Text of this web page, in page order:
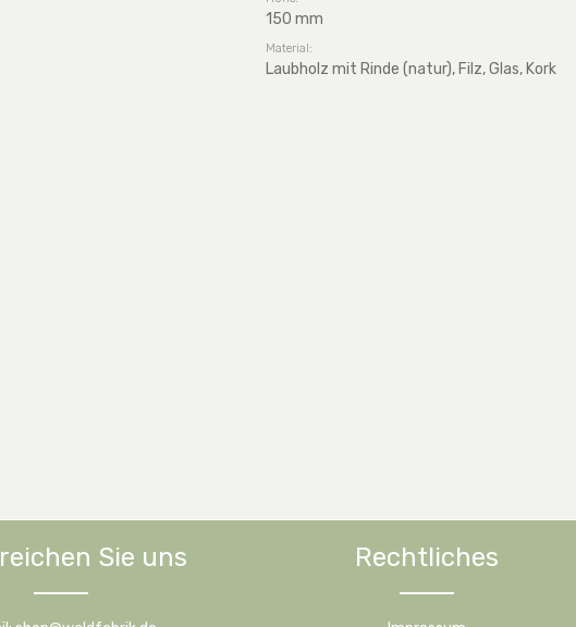
150 mm
Material:
Laubholz mit Rinde (natur), Filz, Glas, Kork
Sie uns Rechtliches